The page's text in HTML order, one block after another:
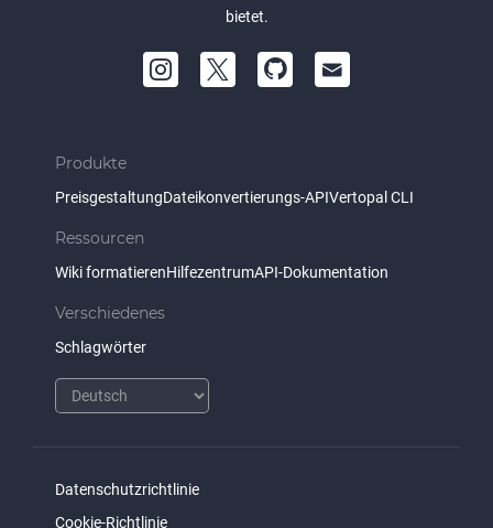
bietet.
Produkte
PreisgestaltungDateikonvertierungs-APIVertopal CLI
Ressourcen
Wiki formatierenHilfezentrumAPI-Dokumentation
Verschiedenes
Schlagwörter
Datenschutzrichtlinie
Cookie-Richtlinie